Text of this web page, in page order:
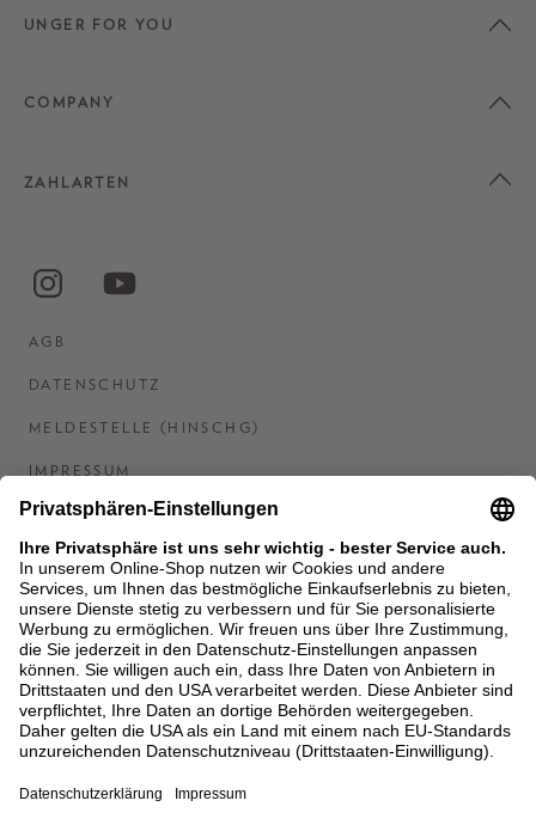
UNGER FOR YOU
COMPANY
ZAHLARTEN
AGB
DATENSCHUTZ
MELDESTELLE (HINSCHG)
IMPRESSUM
BARRIEREFREIHEITSERKLÄRUNG
KONTAKT
COOKIES
MEN'S WORLD: BRAUN HAMBURG
Ein Unternehmen der Unger GmbH & Co. KG
EINKAUF VON 400 € NACH RETOURE, NICHT